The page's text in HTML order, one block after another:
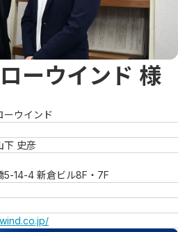
ーウインド 様
ーウインド
下 史彦
5-14-4 新倉ビル8F・7F